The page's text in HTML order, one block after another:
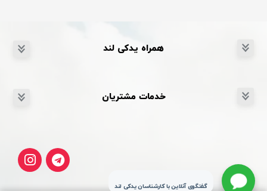
همراه یدکی لند
خدمات مشتریان
گفتگوی آنلاین با کارشناسان یدکی لند